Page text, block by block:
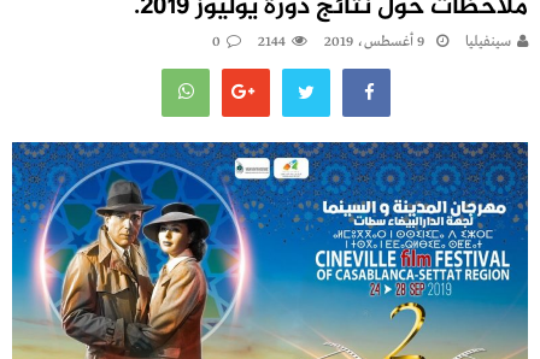
سينفيليا 9 أغسطس، 2019 2144
0